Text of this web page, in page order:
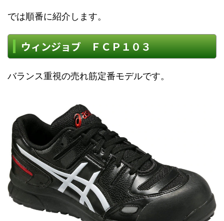
では順番に紹介します。
ウィンジョブ ＦＣＰ１０３
バランス重視の売れ筋定番モデルです。